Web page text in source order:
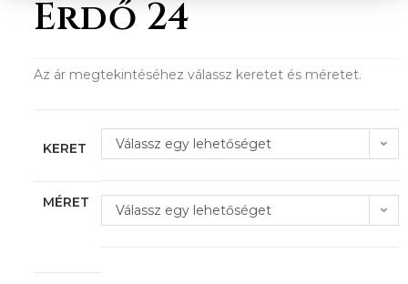
Erdő 24
Az ár megtekintéséhez válassz keretet és méretet.
KERET Válassz egy lehetőséget
MÉRET Válassz egy lehetőséget